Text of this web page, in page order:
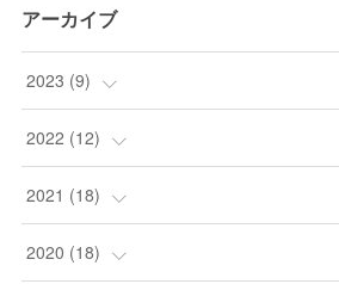
アーカイブ
2023 (9)
(1)
(7)
( 1)
2022 (12)
(3)
(1)
2021 (18)
(1)
2020 (18)